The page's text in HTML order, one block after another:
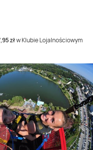
złw Klubie Lojalnościowym